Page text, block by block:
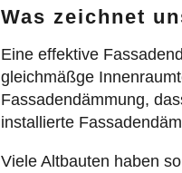
Was zeichnet
Eine effektive
gleichmäßge
Fassadendämmung,
installierte
Viele Altbauten haben